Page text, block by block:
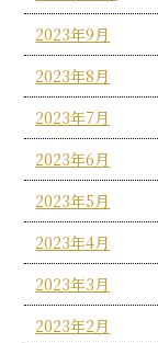
2023年9月
2023年8月
2023年7月
2023年6月
2023年5月
2023年4月
2023年3月
2023年2月